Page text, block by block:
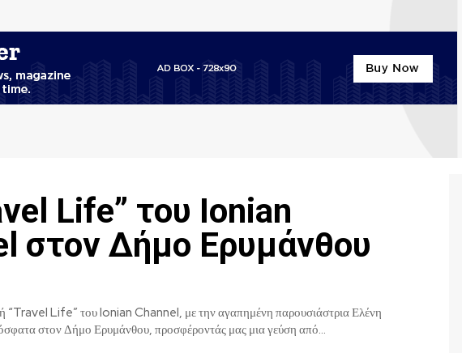
Life” του Ionian
στον Δήμο Ερυμάνθου
“Travel Life” του Ionian Channel, με την αγαπημένη παρουσιάστρια Ελένη
στον Δήμο Ερυμάνθου, προσφέροντάς μας μια γεύση από...